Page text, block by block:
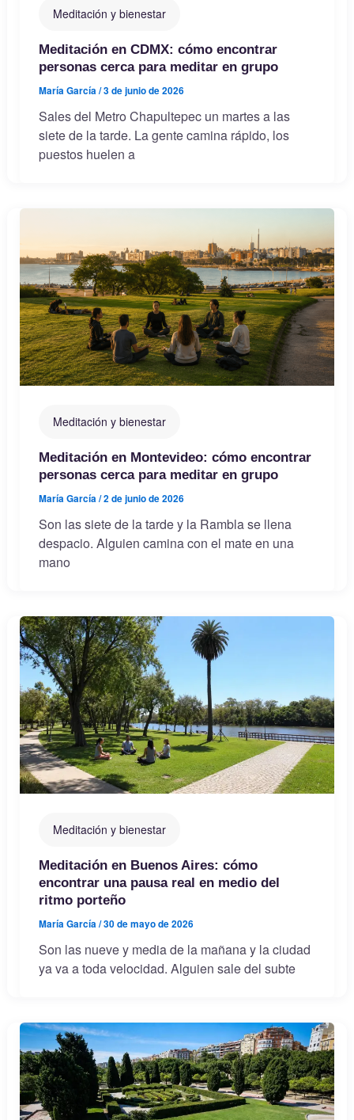
Meditación y bienestar
Meditación en CDMX: cómo encontrar
personas cerca para meditar en grupo
María García /3 de junio de 2026
Sales del Metro Chapultepec un martes a las
siete de la tarde. La gente camina rápido, los
puestos huelen a
Meditación y bienestar
Meditación en Montevideo: cómo encontrar
personas cerca para meditar en grupo
María García /2 de junio de 2026
Son las siete de la tarde y la Rambla se llena
despacio. Alguien camina con el mate en una
mano
Meditación y bienestar
Meditación en Buenos Aires: cómo
encontrar una pausa real en medio del
ritmo porteño
María García /30 de mayo de 2026
Son las nueve y media de la mañana y la ciudad
ya va a toda velocidad. Alguien sale del subte